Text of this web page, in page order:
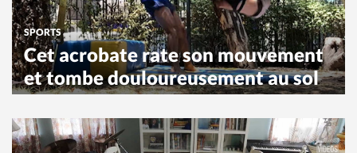
SPORTS
Cet acrobate rate son mouvement
et tombe douloureusement au sol